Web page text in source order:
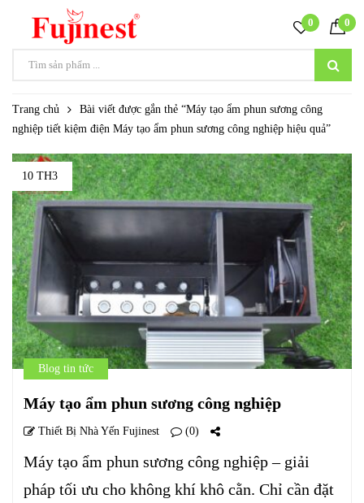
0 0
Trang chủ
Bài viết được gắn thẻ “Máy tạo ẩm phun sương công
nghiệp tiết kiệm điện Máy tạo ẩm phun sương công nghiệp hiệu quả”
10 TH3
Blog tin tức
Máy tạo ẩm phun sương công nghiệp
Thiết Bị Nhà Yến Fujinest (0)
Máy tạo ẩm phun sương công nghiệp – giải
pháp tối ưu cho không khí khô cằn. Chỉ cần đặt